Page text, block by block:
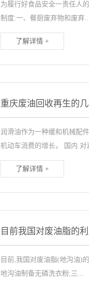
为履行好食品安全一责任人
制度:一、餐厨废弃物和废弃
了解详情 +
重庆废油回收再生的
润滑油作为一种缓和机械配
机动车消费的增长， 国内 对
了解详情 +
目前我国对废油脂的
目前,我国对废油脂(地沟油)
地沟油制备无磷洗衣粉;三...